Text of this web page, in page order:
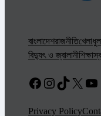
বাংলাদেশরাজনীতি
বিদ্যুৎ ও জ্বালানীশিক্ষা
Facebook
Instagram
TikTok
X
Privacy Policy